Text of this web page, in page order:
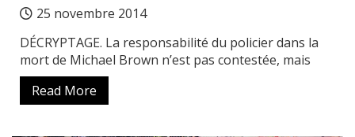
25 novembre 2014
DÉCRYPTAGE. La responsabilité du policier dans la
mort de Michael Brown n’est pas contestée, mais
Read More